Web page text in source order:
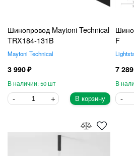
Шинопровод Maytoni Technical
TRX184-131B
Maytoni Technical
3 990
50
В корзину
F
7 289